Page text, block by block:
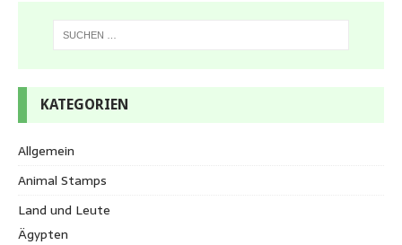
KATEGORIEN
Allgemein
Animal Stamps
Land und Leute
Ägypten